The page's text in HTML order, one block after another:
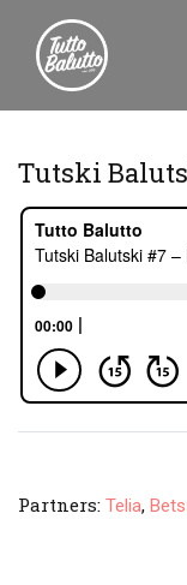
Tutski
Partners: Telia,